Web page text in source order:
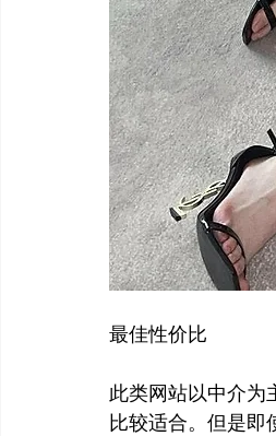
最佳性价比
此类网站以中介为
比较适合。但是即